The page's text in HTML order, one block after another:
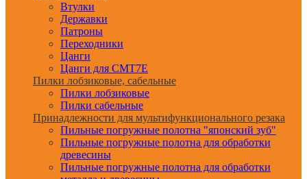
Втулки
Державки
Патроны
Переходники
Цанги
Цанги для CMT7E
Пилки лобзиковые, сабельные
Пилки лобзиковые
Пилки сабельные
Принадлежности для мультифункционального резака
Пильные погружные полотна "японский зуб"
Пильные погружные полотна для обработки
древесины
Пильные погружные полотна для обработки